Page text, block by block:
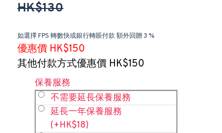
HK$130
如選擇 FPS 轉數快或銀行轉賬付款 額外回贈 3 %
優惠價 HK$150
其他付款方式優惠價 HK$150
保養服務
不需要延長保養服務
延長一年保養服務
(+HK$18)